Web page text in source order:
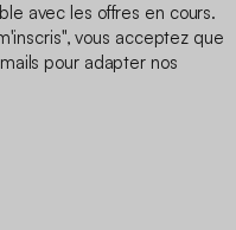
avec les offres en cours.
vous acceptez que
pour adapter nos